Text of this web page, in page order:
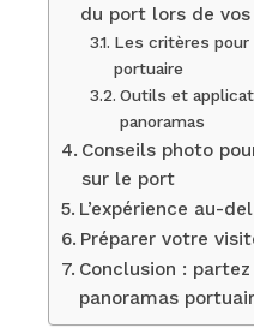
du port lors de vos
Les critères pour
portuaire
Outils et
panoramas
Conseils photo
sur le port
L’expérience au-
Préparer votre
Conclusion :
panoramas